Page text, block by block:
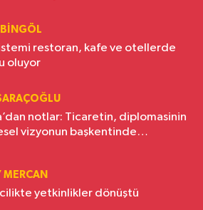
restoran, kafe ve otellerde
oluyor
notlar: Ticaretin, diplomasinin
vizyonun başkentinde
MERCAN
yetkinlikler dönüştü